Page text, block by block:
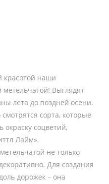
красотой наши
метельчатой! Выглядят
лета до поздней осени.
сорта, которые
окраску соцветий,
Лайм».
не только
Для создания
дорожек – она